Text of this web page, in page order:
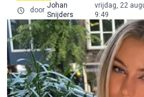
door
Johan
Snijders
vrijdag, 22
9:49